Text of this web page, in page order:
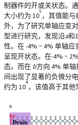
制器件的开或关状态。
大小约为 10
5
，其值能
外，为了研究单轴应变
型进行研究，发现沿a和
性。在 -4% ~ 4% 单轴应
呈现开状态。在-4% ~
态。而在 b方向 4% 单轴
间出现了显著的负微分
约为 10
4
，该值高于其他